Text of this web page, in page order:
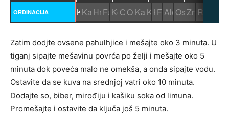
Zatim dodjte ovsene pahulhjice i mešajte oko 3 minuta. U
tiganj sipajte mešavinu povrća po želji i mešajte oko 5
minuta dok poveća malo ne omekša, a onda sipajte vodu.
Ostavite da se kuva na srednjoj vatri oko 10 minuta.
Dodajte so, biber, mirođiju i kašiku soka od limuna.
Promešajte i ostavite da ključa još 5 minuta.